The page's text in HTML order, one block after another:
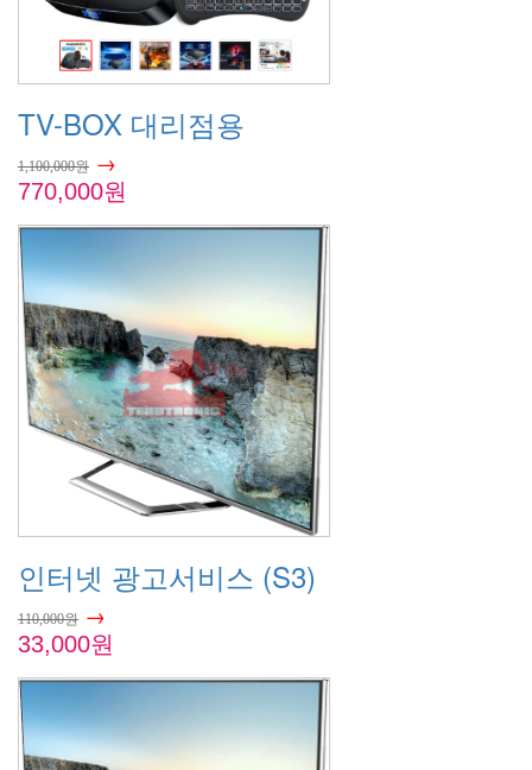
TV-BOX 대리점용
1,100,000원 →
770,000원
인터넷 광고서비스 (S3)
110,000원 →
33,000원